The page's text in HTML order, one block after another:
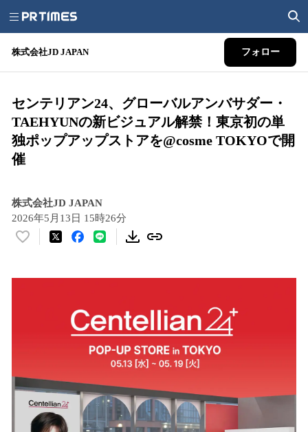
株式会社JD JAPAN フォロー
センテリアン24、グローバルアンバサダー・
TAEHYUNの新ビジュアル解禁！東京初の単
独ポップアップストアを@cosme TOKYOで開
催
株式会社JD JAPAN
2026年5月13日 15時26分
い
中
で
す